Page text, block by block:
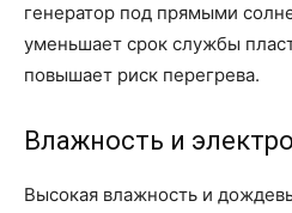
генератор под прямыми
уменьшает срок службы
повышает риск перегрева.
Влажность и
Высокая влажность и